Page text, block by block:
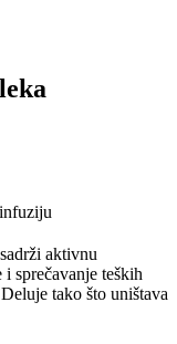
aktivnu
sprečavanje teških
tako što uništava